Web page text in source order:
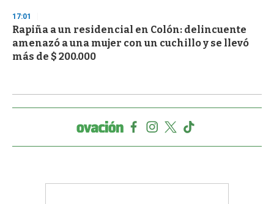
17:01
Rapiña a un residencial en Colón: delincuente
amenazó a una mujer con un cuchillo y se llevó
más de $ 200.000